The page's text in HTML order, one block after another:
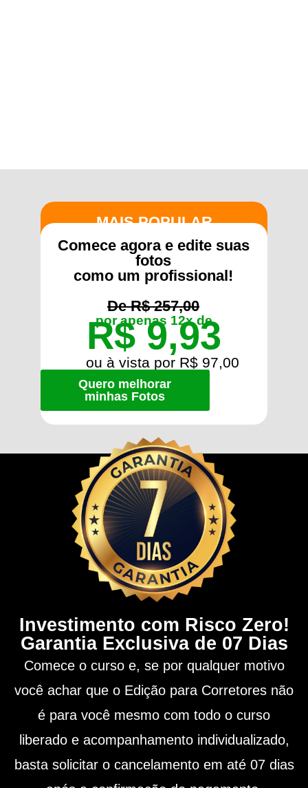
MAIS POPULAR
Comece agorae edite suas
fotos
como um profissional!
De R$ 257,00
por apenas 12x de
R$ 9,93
ou à vista por R$ 97,00
Quero melhorar
minhas Fotos
Investimento com Risco Zero!
Garantia Exclusiva de 07 Dias
Comece o curso e, se por qualquer motivo
você achar que o Edição para Corretores não
é para você mesmo com todo o curso
liberado e acompanhamento individualizado,
basta solicitar o cancelamento em até 07 dias